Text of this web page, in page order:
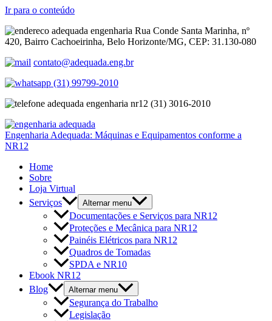
Ir para o conteúdo
Rua Conde Santa Marinha, nº
420, Bairro Cachoeirinha, Belo Horizonte/MG, CEP: 31.130-080
contato@adequada.eng.br
(31) 99799-2010
(31) 3016-2010
Engenharia Adequada: Máquinas e Equipamentos conforme a
NR12
Home
Sobre
Loja Virtual
Serviços
Alternar menu
Documentações e Serviços para NR12
Proteções e Mecânica para NR12
Painéis Elétricos para NR12
Quadros de Tomadas
SPDA e NR10
Ebook NR12
Blog
Alternar menu
Segurança do Trabalho
Legislação